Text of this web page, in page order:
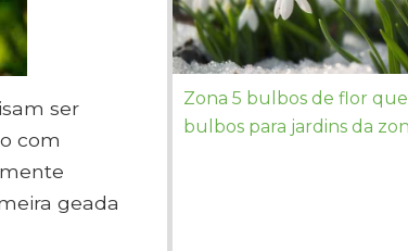
ser
com
geada
Zona 5 bulbos de flor
bulbos para jardins da